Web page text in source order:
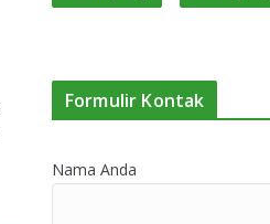
Formulir Kontak
Nama Anda